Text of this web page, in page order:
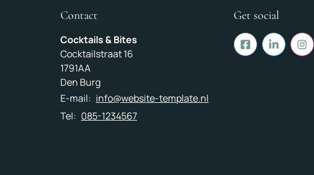
Richard Gruiten
Cocktail Master
Channah de Jong
Contact
Cocktails & Bites
Cocktailstraat 16
1791AA
Den Burg
E-mail: info@website-template.nl
Tel: 085-1234567
Get social